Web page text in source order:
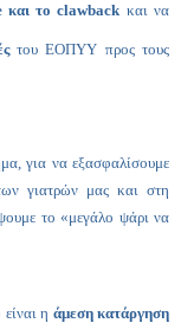
και το clawback και να
του ΕΟΠΥΥ προς τους
για να εξασφαλίσουμε
γιατρών μας και στη
το «μεγάλο ψάρι να
η άμεση κατάργηση